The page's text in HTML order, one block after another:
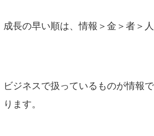
成長の早い順は、情報＞金＞者＞人
ビジネスで扱っているものが情報
ります。